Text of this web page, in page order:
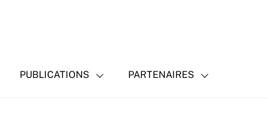
PUBLICATIONS PARTENAIRES